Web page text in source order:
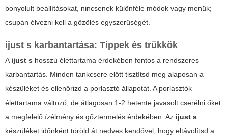
bonyolult beállításokat, nincsenek különféle módok vagy menük;
csupán élvezni kell a gőzölés egyszerűségét.
ijust s karbantartása: Tippek és trükkök
Aijust s hosszú élettartama érdekében fontos a rendszeres
karbantartás. Minden tankcsere előtt tisztítsd meg alaposan a
készüléket és ellenőrizd a porlasztó állapotát. A porlasztók
élettartama változó, de átlagosan 1-2 hetente javasolt cserélni őket
a megfelelő ízélmény és gőztermelés érdekében. Az ijust s
készüléket időnként töröld át nedves kendővel, hogy eltávolítsd a